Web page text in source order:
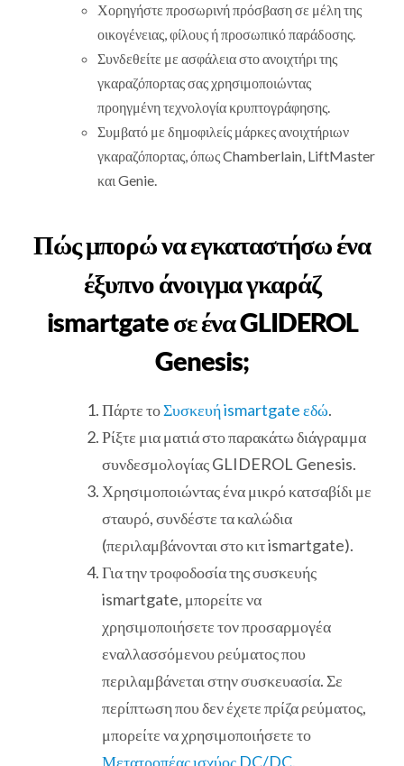
Χορηγήστε προσωρινή πρόσβαση σε μέλη της
οικογένειας, φίλους ή προσωπικό παράδοσης.
Συνδεθείτε με ασφάλεια στο ανοιχτήρι της
γκαραζόπορτας σας χρησιμοποιώντας
προηγμένη τεχνολογία κρυπτογράφησης.
Συμβατό με δημοφιλείς μάρκες ανοιχτήριων
γκαραζόπορτας, όπως Chamberlain, LiftMaster
και Genie.
Πώς μπορώ να εγκαταστήσω ένα
έξυπνο άνοιγμα γκαράζ
ismartgate σε ένα GLIDEROL
Genesis;
Πάρτε τοΣυσκευή ismartgate εδώ.
Ρίξτε μια ματιά στο παρακάτω διάγραμμα
συνδεσμολογίας GLIDEROL Genesis.
Χρησιμοποιώντας ένα μικρό κατσαβίδι με
σταυρό, συνδέστε τα καλώδια
(περιλαμβάνονται στο κιτ ismartgate).
Για την τροφοδοσία της συσκευής
ismartgate, μπορείτε να
χρησιμοποιήσετε τον προσαρμογέα
εναλλασσόμενου ρεύματος που
περιλαμβάνεται στην συσκευασία. Σε
περίπτωση που δεν έχετε πρίζα ρεύματος,
μπορείτε να χρησιμοποιήσετε το
Μετατροπέας ισχύος DC/DC.